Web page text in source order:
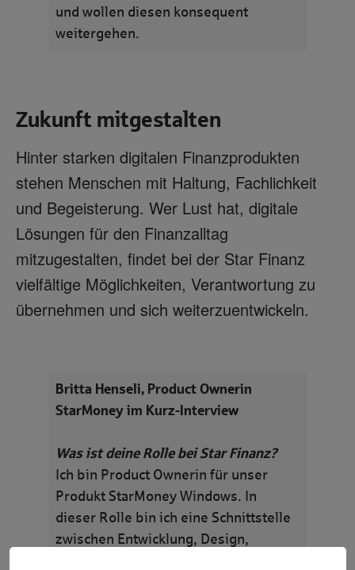
und wollen diesen konsequent
weitergehen.
Zukunft mitgestalten
Hinter starken digitalen Finanzprodukten
stehen Menschen mit Haltung, Fachlichkeit
und Begeisterung. Wer Lust hat, digitale
Lösungen für den Finanzalltag
mitzugestalten, findet bei der Star Finanz
vielfältige Möglichkeiten, Verantwortung zu
übernehmen und sich weiterzuentwickeln.
Britta Henseli, Product Ownerin
StarMoney im Kurz-Interview
Was ist deine Rolle bei Star Finanz?
Ich bin Product Ownerin für unser
Produkt StarMoney Windows. In
dieser Rolle bin ich eine Schnittstelle
zwischen Entwicklung, Design,